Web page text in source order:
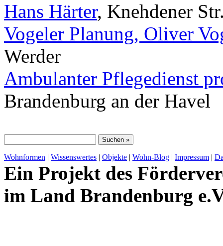
Hans Härter, Knehdener
Vogeler Planung, Oliver
Werder
Ambulanter Pflegedienst
Brandenburg an der Havel
Wohnformen | Wissenswertes | Objekte | Wohn-Blog | Impressum |
Ein Projekt des
im Land Brandenburg